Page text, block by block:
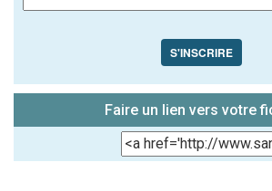
S'INSCRIRE
Faire un lien vers votre